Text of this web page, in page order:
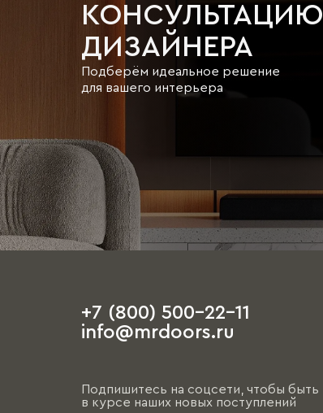
КОНСУЛЬТАЦИЮ
ДИЗАЙНЕРА
Подберём идеальное решение
для вашего интерьера
+7 (800) 500-22-11
info@mrdoors.ru
Подпишитесь на соцсети, чтобы быть
в курсе наших новых поступлений